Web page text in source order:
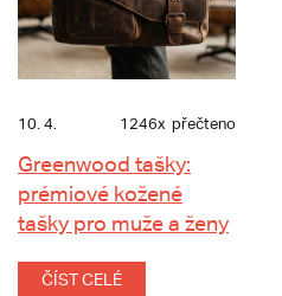
10. 4. 1246x přečteno
Greenwood tašky:
prémiové kožené
tašky pro muže a ženy
ČÍST CELÉ